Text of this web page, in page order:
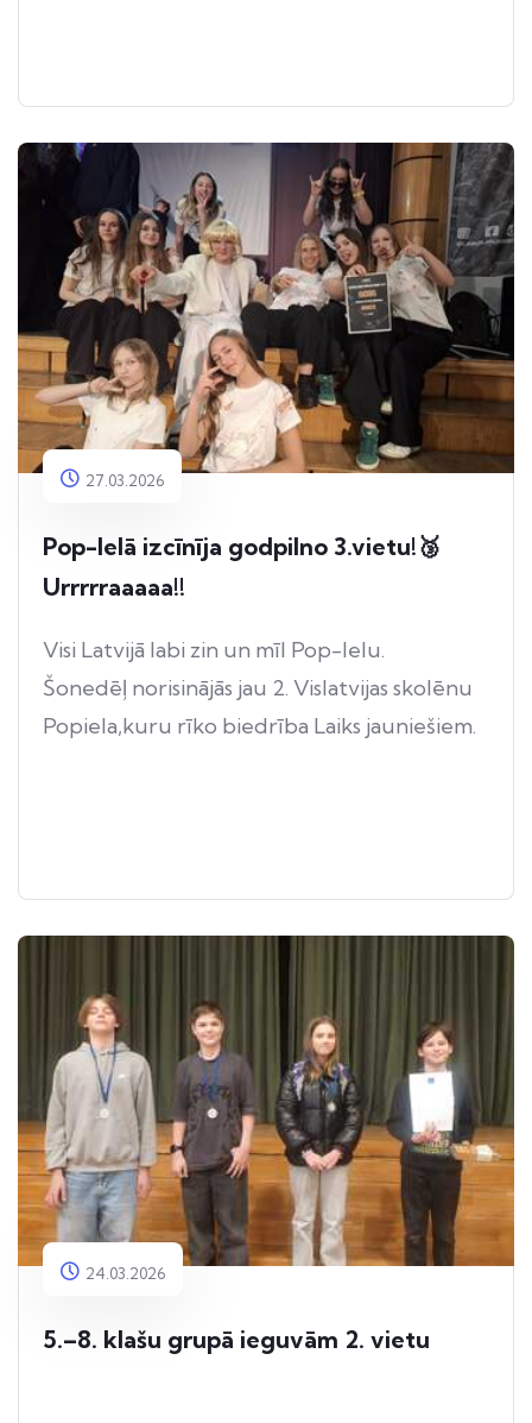
27.03.2026
Pop-Ielā izcīnīja godpilno 3.vietu!🥉
Urrrrraaaaa!!
Visi Latvijā labi zin un mīl Pop-Ielu.
Šonedēļ norisinājās jau 2. Vislatvijas skolēnu
Popiela,kuru rīko biedrība Laiks jauniešiem.
24.03.2026
5.–8. klašu grupā ieguvām 2. vietu